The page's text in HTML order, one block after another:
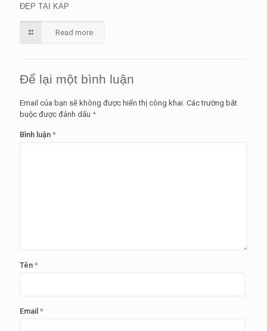
ĐẸP TẠI KAP
Read more
Để lại một bình luận
Email của bạn sẽ không được hiển thị công khai. Các trường bắt
buộc được đánh dấu *
Bình luận *
Tên *
Email *